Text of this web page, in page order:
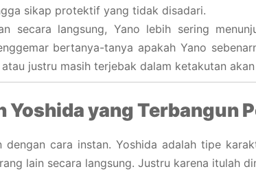
sikap protektif yang tidak disadari.
secara langsung, Yano lebih sering
bertanya-tanya apakah Yano
justru masih terjebak dalam ketakutan
Yoshida yang Terbangun
dengan cara instan. Yoshida adalah tipe
lain secara langsung. Justru karena itulah